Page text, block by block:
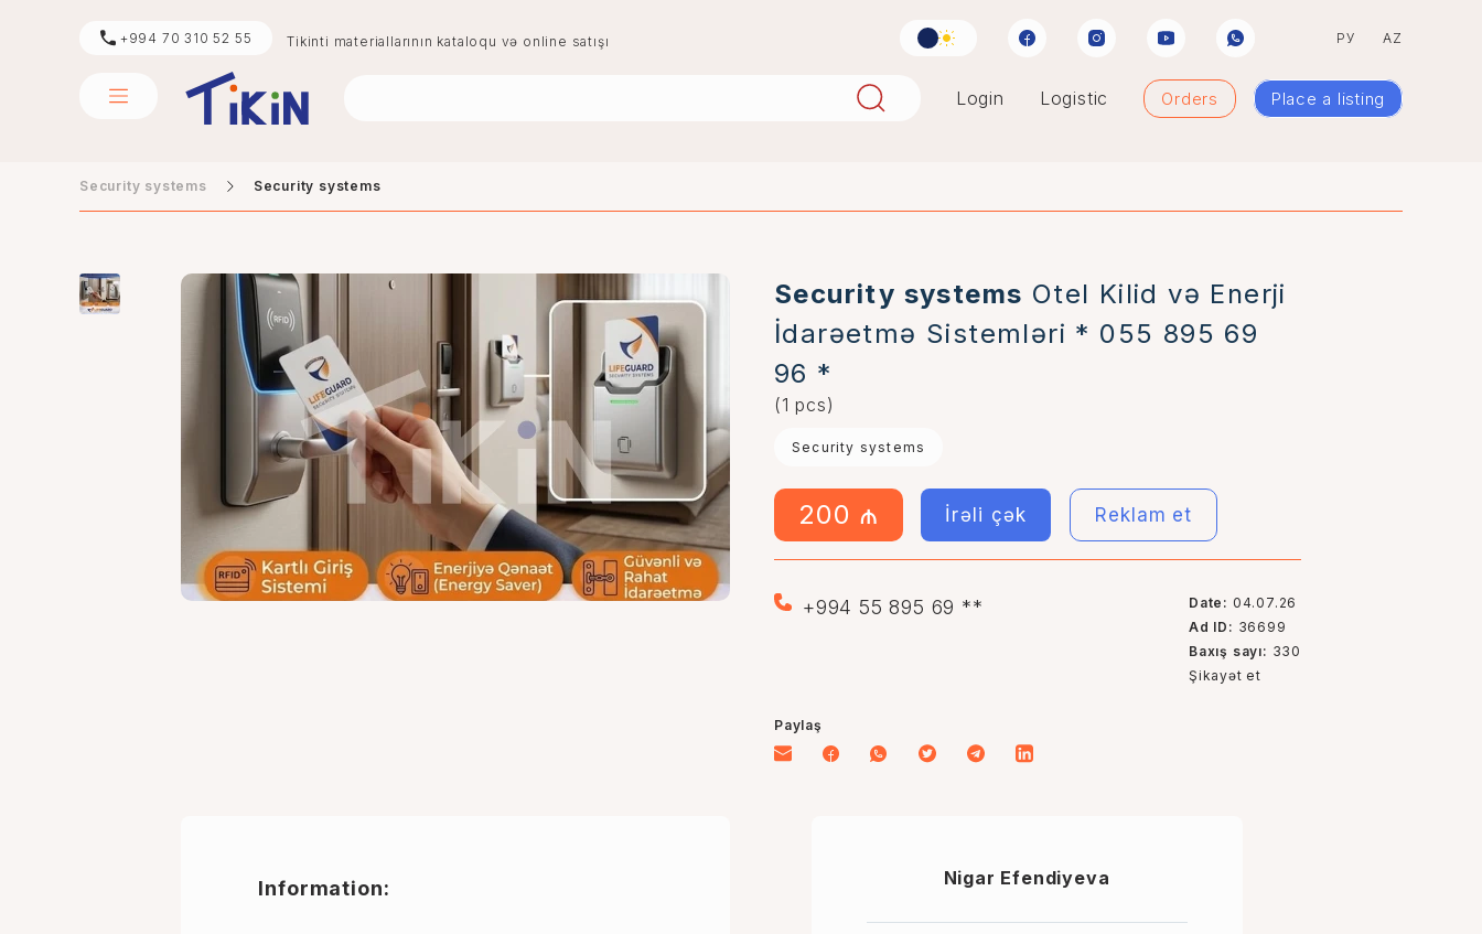
+994 70 310 52 55 Tikinti materiallarının kataloqu və online satışı РУ AZ
Login Logistic Orders Place a listing
Security systems Security systems
Security systems Otel Kilid və Enerji
İdarəetmə Sistemləri * 055 895 69
96 *
(1 pcs)
Security systems
200 ₼ İrəli çək Reklam et
+994 55 895 69 ** Date: 04.07.26
Ad ID: 36699
Baxış sayı: 330
Şikayət et
Paylaş
Information: Nigar Efendiyeva